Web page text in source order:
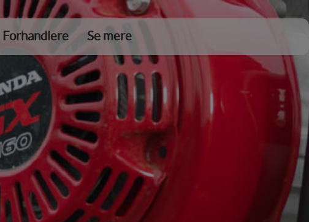
Forhandlere Se mere
DKK 0,00
Tøm kurv